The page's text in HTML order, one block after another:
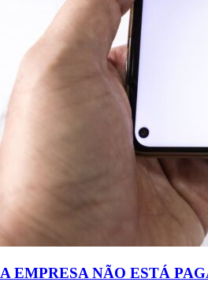
A EMPRESA NÃO ESTÁ